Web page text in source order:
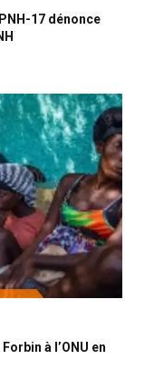
17 dénonce
à l’ONU en